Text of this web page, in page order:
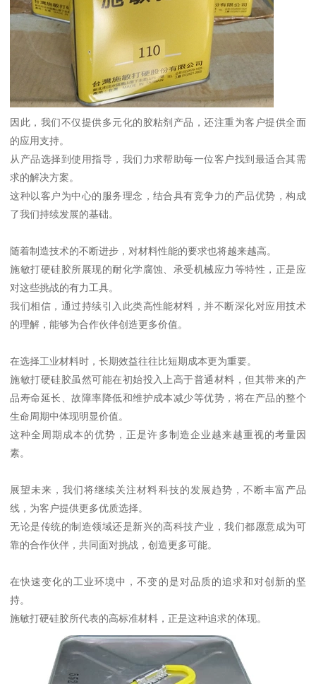
因此，我们不仅提供多元化的胶粘剂产品，还注重为客户提供全面
的应用支持。
从产品选择到使用指导，我们力求帮助每一位客户找到最适合其需
求的解决方案。
这种以客户为中心的服务理念，结合具有竞争力的产品优势，构成
了我们持续发展的基础。
随着制造技术的不断进步，对材料性能的要求也将越来越高。
施敏打硬硅胶所展现的耐化学腐蚀、承受机械应力等特性，正是应
对这些挑战的有力工具。
我们相信，通过持续引入此类高性能材料，并不断深化对应用技术
的理解，能够为合作伙伴创造更多价值。
在选择工业材料时，长期效益往往比短期成本更为重要。
施敏打硬硅胶虽然可能在初始投入上高于普通材料，但其带来的产
品寿命延长、故障率降低和维护成本减少等优势，将在产品的整个
生命周期中体现明显价值。
这种全周期成本的优势，正是许多制造企业越来越重视的考量因
素。
展望未来，我们将继续关注材料科技的发展趋势，不断丰富产品
线，为客户提供更多优质选择。
无论是传统的制造领域还是新兴的高科技产业，我们都愿意成为可
靠的合作伙伴，共同面对挑战，创造更多可能。
在快速变化的工业环境中，不变的是对品质的追求和对创新的坚
持。
施敏打硬硅胶所代表的高标准材料，正是这种追求的体现。